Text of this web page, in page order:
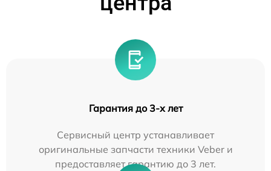
Гарантия до 3-х лет
Сервисный центр устанавливает
оригинальные запчасти техники Veber и
предоставляет гарантию до 3 лет.